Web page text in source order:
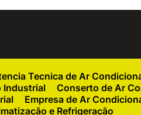
Tecnica de Ar
Industrial
Conserto de Ar
Empresa de Ar
e Refrigeração